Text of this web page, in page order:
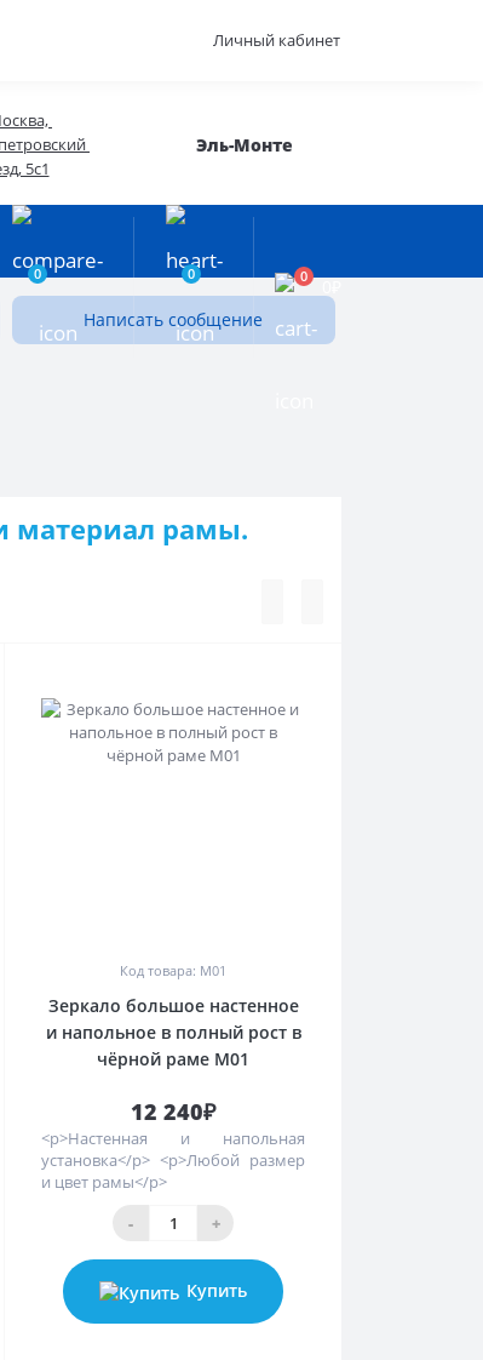
Личный кабинет
5с1
Эль-Монте
0 0 0
Написать сообщение
материал рамы.
Код товара: М01
Зеркало большое настенное
и напольное в полный рост в
чёрной раме М01
12 240₽
<p>Настенная и напольная
установка</p> <p>Любой размер
и цвет рамы</p>
-
+
Купить